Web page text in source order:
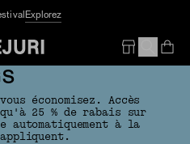
Explorez
économisez. Accès
25 % de rabais sur
à la